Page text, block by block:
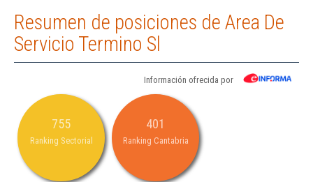
Resumen de posiciones de Area De
Servicio Termino Sl
Información ofrecida por
755
Ranking Sectorial
401
Ranking Cantabria